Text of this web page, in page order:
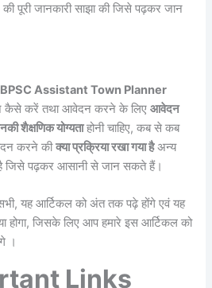
की पूरी जानकारी साझा की जिसे पढ़कर जान
BPSC Assistant Town Planner
कैसे करें तथा आवेदन करने के लिएआवेदन
शैक्षणिक योग्यताहोनी चाहिए, कब से कब
करने कीक्या प्रक्रिया रखा गया हैअन्य
जिसे पढ़कर आसानी से जान सकते हैं।
यह आर्टिकल को अंत तक पढ़े होंगे एवं यह
जिसके लिए आप हमारे इस आर्टिकल को
।
Links